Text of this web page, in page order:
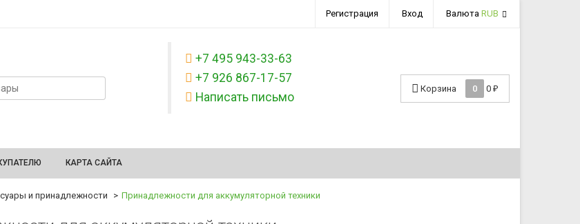
Регистрация Вход Валюта RUB
+7 495 943-33-63
+7 926 867-17-57
Написать письмо
Корзина 0 0 ₽
КАРТА САЙТА
и принадлежности Принадлежности для аккумуляторной техники